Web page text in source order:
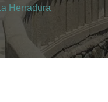
Herradura